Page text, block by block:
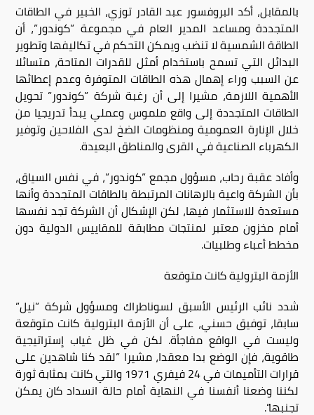
بالمقابل، أكد البروفسور عبد القادر توزي، الخبير في الطاقات
المتجددة ومساعد المدير العام في مجموعة ”كوندور”، أن
الطاقة الشمسية لا تنضب ويمكن التحكم في تكاليفها وتطوير
البدائل التي تسمح باستخدام أمثل للقدرات المتاحة، متسائلا
عن السبب وراء إهمال هذه الطاقات المتوفرة وعدم إعطائها
الأهمية اللازمة، مشيرا إلى أن رغبة شركة ”كوندور” تحويل
الطاقات المتجددة إلى واقع ملموس وعملي يبدأ تدريجيا من
خلال الإنارة العمومية ومنظومات الضخ لدى الفلاحين وتوفير
الكهرباء الصناعية في القرى والمناطق البعيدة.
وأفاد عقبة رحاب، مسؤول مجمع ”كوندور”، في نفس السياق،
بأن الشركة واعية بالرهانات المرتبطة بالطاقات المتجددة وأنها
مستعدة للاستثمار فيها، لكن الإشكال أن الشركة تجد نفسها
أمام مخزون معتبر لمنتجات مطابقة للمقاييس الدولية دون
مخطط أعباء وطلبيات.
الأزمة البترولية كانت متوقعة
شدد نائب الرئيس الأسبق لسوناطراك ومسؤول شركة ”نيل”
سابقا، توفيق حسني، على أن الأزمة البترولية كانت متوقعة
وليست في الواقع مفاجأة. لكن في ظل غياب إستراتيجية
طاقوية، فإن الوضع بدا معقدا، مشيرا ”لقد كنا شاهدين على
قرارات التأميمات في 24 فيفري 1971 والتي كانت بمثابة ثورة
لكننا وضعنا أنفسنا في النهاية أمام حالة انسداد كان يمكن
تجنبها”.